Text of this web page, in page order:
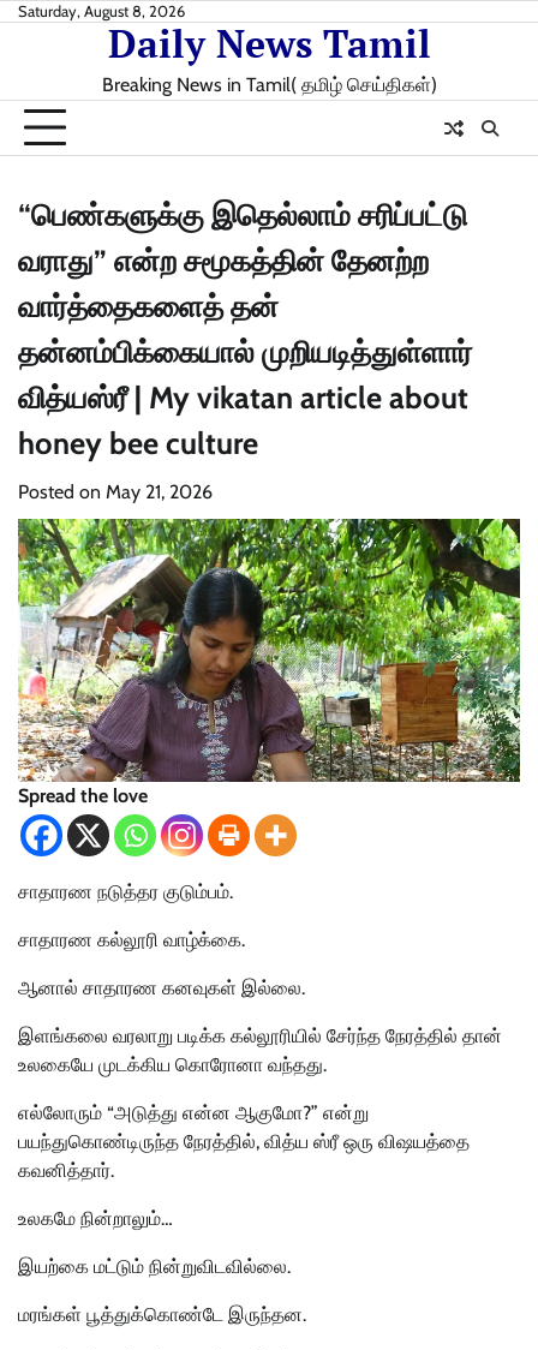
SkipSaturday, August 8, 2026
Daily News Tamil
Breaking News in Tamil( தமிழ் செய்திகள்)
“பெண்களுக்கு இதெல்லாம் சரிப்பட்டு
வராது” என்ற சமூகத்தின் தேனற்ற
வார்த்தைகளைத் தன்
தன்னம்பிக்கையால் முறியடித்துள்ளார்
வித்யஸ்ரீ | My vikatan article about
honey bee culture
Posted on May 21, 2026
Spread the love
சாதாரண நடுத்தர குடும்பம்.
சாதாரண கல்லூரி வாழ்க்கை.
ஆனால் சாதாரண கனவுகள் இல்லை.
இளங்கலை வரலாறு படிக்க கல்லூரியில் சேர்ந்த நேரத்தில் தான்
உலகையே முடக்கிய கொரோனா வந்தது.
எல்லோரும் “அடுத்து என்ன ஆகுமோ?” என்று
பயந்துகொண்டிருந்த நேரத்தில், வித்ய ஸ்ரீ ஒரு விஷயத்தை
கவனித்தார்.
உலகமே நின்றாலும்…
இயற்கை மட்டும் நின்றுவிடவில்லை.
மரங்கள் பூத்துக்கொண்டே இருந்தன.